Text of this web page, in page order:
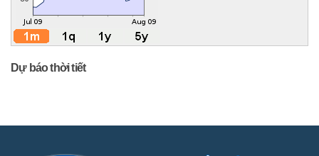
Dự báo thời tiết